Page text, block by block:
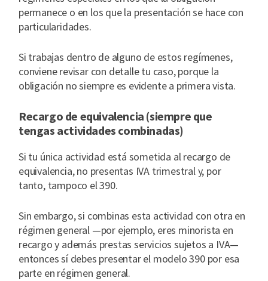
permanece o en los que la presentación se hace con
particularidades.
Si trabajas dentro de alguno de estos regímenes,
conviene revisar con detalle tu caso, porque la
obligación no siempre es evidente a primera vista.
Recargo de equivalencia (siempre que
tengas actividades combinadas)
Si tu única actividad está sometida al recargo de
equivalencia, no presentas IVA trimestral y, por
tanto, tampoco el 390.
Sin embargo, si combinas esta actividad con otra en
régimen general —por ejemplo, eres minorista en
recargo y además prestas servicios sujetos a IVA—
entonces sí debes presentar el modelo 390 por esa
parte en régimen general.